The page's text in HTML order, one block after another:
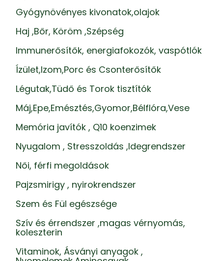
Gyógynövényes kivonatok,olajok
Haj ,Bőr, Köröm ,Szépség
Immunerősítők, energiafokozók, vaspótlók
Ízület,Izom,Porc és Csonterősítők
Légutak,Tüdő és Torok tisztítók
Máj,Epe,Emésztés,Gyomor,Bélflóra,Vese
Memória javítók , Q10 koenzimek
Nyugalom , Stresszoldás ,Idegrendszer
Női, férfi megoldások
Pajzsmirigy , nyirokrendszer
Szem és Fül egészsége
Szív és érrendszer ,magas vérnyomás,
koleszterin
Vitaminok, Ásványi anyagok ,